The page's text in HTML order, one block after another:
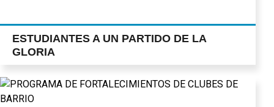
ESTUDIANTES A UN PARTIDO DE LA
GLORIA